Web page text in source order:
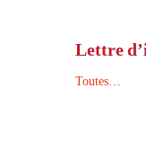
Lettre
Toutes…